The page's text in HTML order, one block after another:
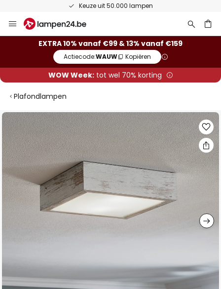
Keuze uit 50.000 lampen
naar
EXTRA 10% vanaf €99 & 13% vanaf €159
Actiecode:WAUW Kopiëren
WOW Week:tot wel 70% korting
Plafondlampen
Ga
naar
het
einde
van
de
afbeeldingen-
gallerij